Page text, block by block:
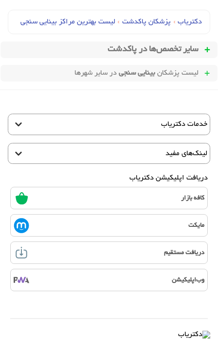
دکتریاب › پزشکان پاکدشت › لیست بهترین مراکز بینایی سنجی
سایر تخصص‌ها در پاکدشت
لیست پزشکان بینایی سنجی در سایر شهرها
خدمات دکتریاب
لینک‌های مفید
دریافت اپلیکیشن دکتریاب
کافه بازار
مایکت
دریافت مستقیم
وب‌اپلیکیشن